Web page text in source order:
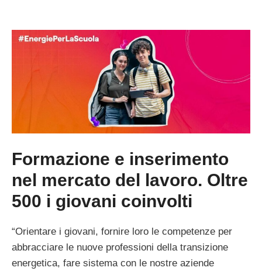
Formazione e inserimento
nel mercato del lavoro. Oltre
500 i giovani coinvolti
“Orientare i giovani, fornire loro le competenze per
abbracciare le nuove professioni della transizione
energetica, fare sistema con le nostre aziende